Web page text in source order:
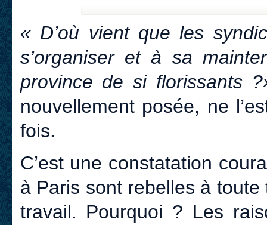
« D’où vient que les
s’organiser et à sa
province de si florissants
nouvellement posée, ne
fois.
C’est une constatation
à Paris sont rebelles à toute
travail. Pourquoi ? Les